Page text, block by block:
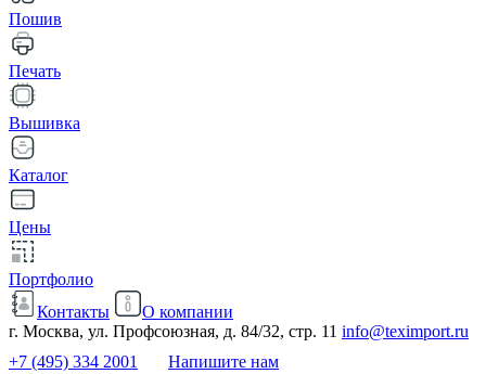
Пошив
Печать
Вышивка
Каталог
Цены
Портфолио
Контакты
О компании
г. Москва, ул. Профсоюзная, д. 84/32, стр. 11 info@teximport.ru
+7 (495) 334 2001
Напишите нам